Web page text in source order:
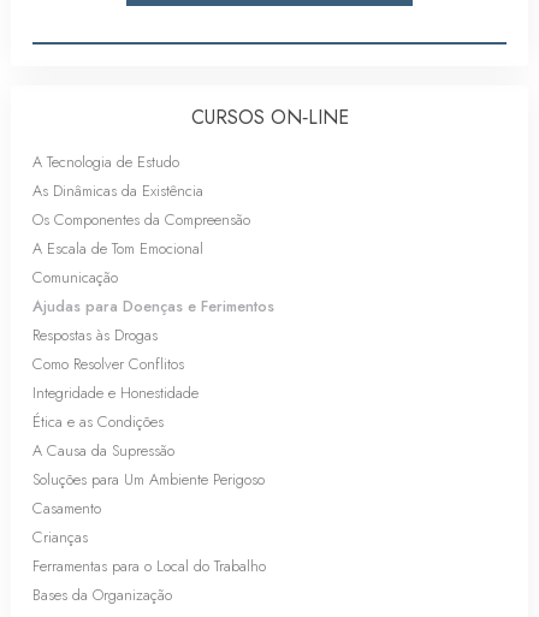
CURSOS ON‑LINE
A Tecnologia de Estudo
As Dinâmicas da Existência
Os Componentes da Compreensão
A Escala de Tom Emocional
Comunicação
Ajudas para Doenças e Ferimentos
Respostas às Drogas
Como Resolver Conflitos
Integridade e Honestidade
Ética e as Condições
A Causa da Supressão
Soluções para Um Ambiente Perigoso
Casamento
Crianças
Ferramentas para o Local do Trabalho
Bases da Organização